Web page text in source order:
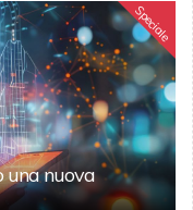
Speciale
una nuova